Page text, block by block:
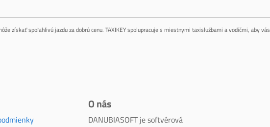
získať spoľahlivú jazdu za dobrú cenu. TAXIKEY spolupracuje s miestnymi taxislužbami a vodičmi, aby vás
O nás
DANUBIASOFT je softvérová